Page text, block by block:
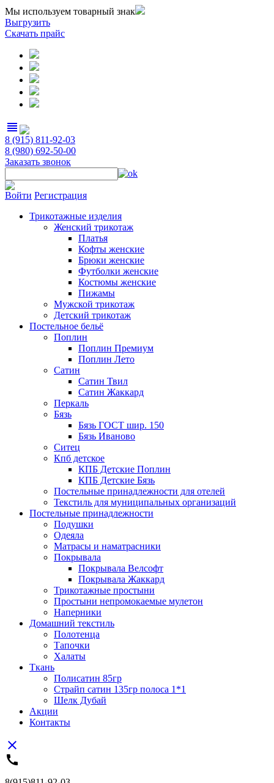
Мы используем товарный знак
Выгрузить
Скачать прайс
view_headline
8 (915) 811-92-03
8 (980) 692-50-00
Заказать звонок
Войти Регистрация
Трикотажные изделия
Женский трикотаж
Платья
Кофты женские
Брюки женские
Футболки женские
Костюмы женские
Пижамы
Мужской трикотаж
Детский трикотаж
Постельное бельё
Поплин
Поплин Премиум
Поплин Лето
Сатин
Сатин Твил
Сатин Жаккард
Перкаль
Бязь
Бязь ГОСТ шир. 150
Бязь Иваново
Ситец
Кпб детское
КПБ Детские Поплин
КПБ Детские Бязь
Постельные принадлежности для отелей
Текстиль для муниципальных организаций
Постельные принадлежности
Подушки
Одеяла
Матрасы и наматрасники
Покрывала
Покрывала Велсофт
Покрывала Жаккард
Трикотажные простыни
Простыни непромокаемые мулетон
Наперники
Домашний текстиль
Полотенца
Тапочки
Халаты
Ткань
Полисатин 85гр
Страйп сатин 135гр полоса 1*1
Шелк Дубай
Акции
Контакты
close
call